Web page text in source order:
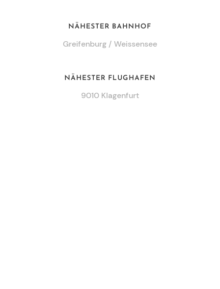
NÄHESTER BAHNHOF
Greifenburg / Weissensee
NÄHESTER FLUGHAFEN
9010 Klagenfurt